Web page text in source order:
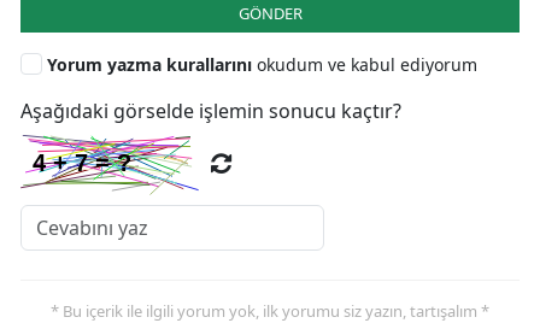
GÖNDER
Yorum yazma kurallarını okudum ve kabul ediyorum
Aşağıdaki görselde işlemin sonucu kaçtır?
* Bu içerik ile ilgili yorum yok, ilk yorumu siz yazın, tartışalım *